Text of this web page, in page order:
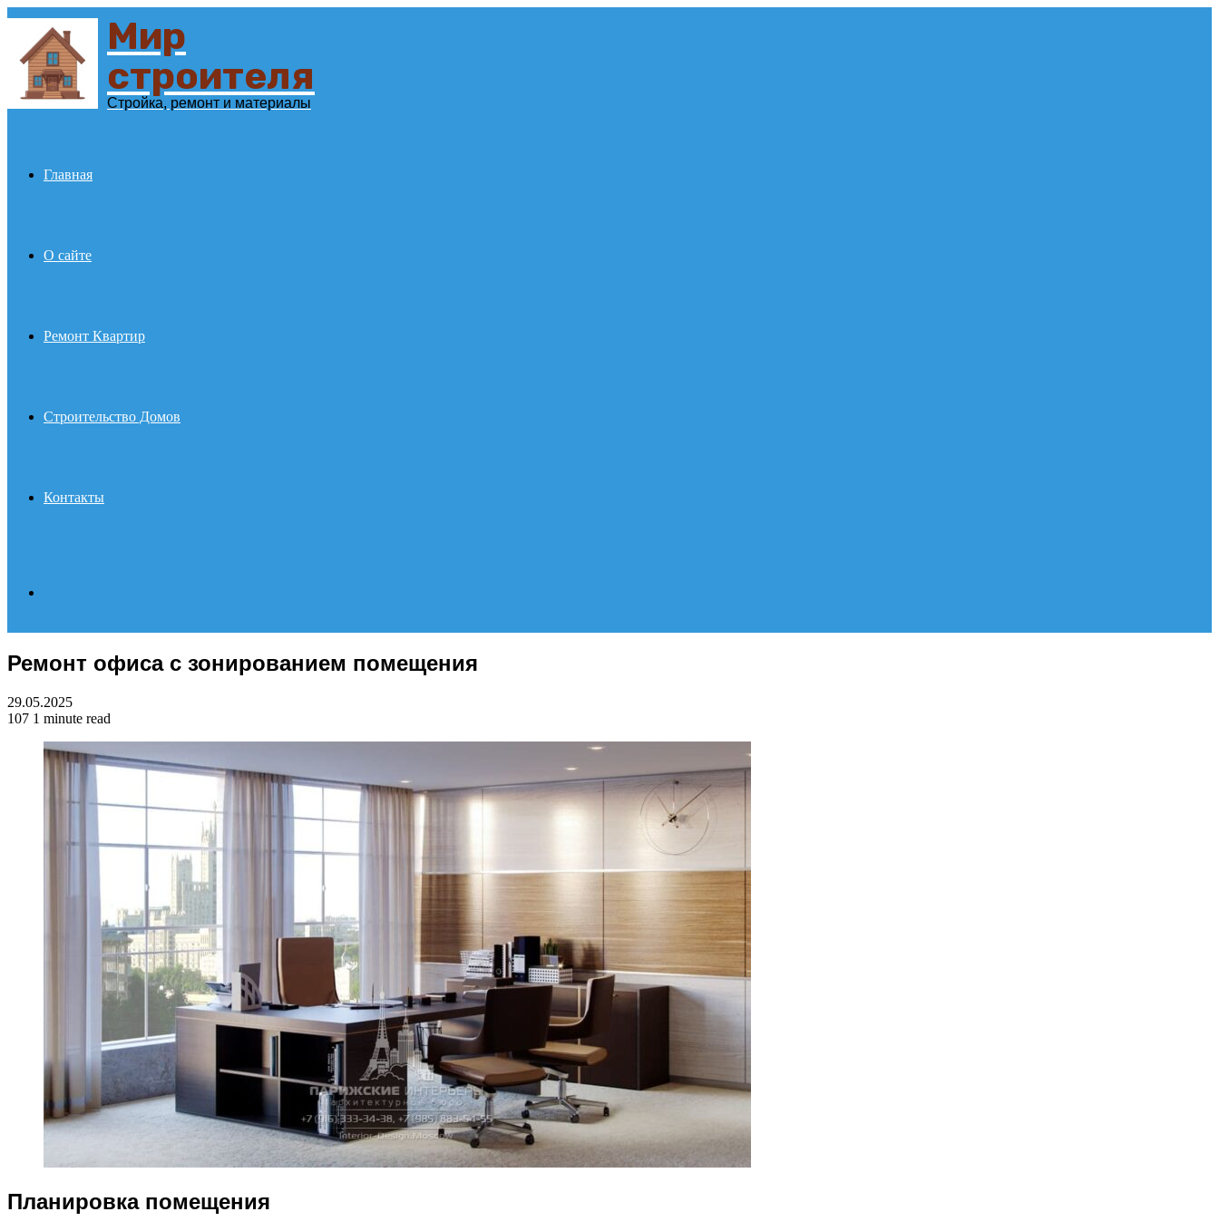
Menu
Мир
строителя
Стройка, ремонт и материалы
Главная
О сайте
Ремонт Квартир
Строительство Домов
Контакты
for
Ремонт офиса с зонированием помещения
29.05.2025
107 1 minute read
Планировка помещения